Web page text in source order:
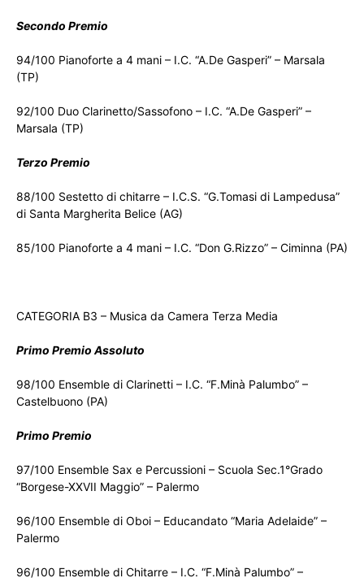
Secondo Premio
94/100 Pianoforte a 4 mani – I.C. “A.De Gasperi” – Marsala
(TP)
92/100 Duo Clarinetto/Sassofono – I.C. “A.De Gasperi” –
Marsala (TP)
Terzo Premio
88/100 Sestetto di chitarre – I.C.S. “G.Tomasi di Lampedusa”
di Santa Margherita Belice (AG)
85/100 Pianoforte a 4 mani – I.C. “Don G.Rizzo” – Ciminna (PA)
CATEGORIA B3 – Musica da Camera Terza Media
Primo Premio Assoluto
98/100 Ensemble di Clarinetti – I.C. “F.Minà Palumbo” –
Castelbuono (PA)
Primo Premio
97/100 Ensemble Sax e Percussioni – Scuola Sec.1°Grado
“Borgese-XXVII Maggio” – Palermo
96/100 Ensemble di Oboi – Educandato “Maria Adelaide” –
Palermo
96/100 Ensemble di Chitarre – I.C. “F.Minà Palumbo” –